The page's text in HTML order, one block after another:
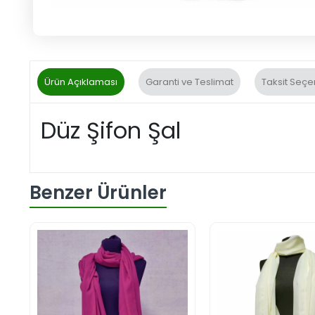
Ürün Açıklaması Garanti ve Teslimat Taksit
Düz Şifon Şal
Benzer Ürünler